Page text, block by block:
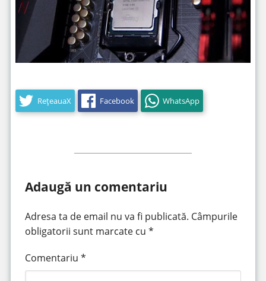
RețeauaX Facebook WhatsApp
Adaugă un comentariu
Adresa ta de email nu va fi publicată. Câmpurile
obligatorii sunt marcate cu *
Comentariu *